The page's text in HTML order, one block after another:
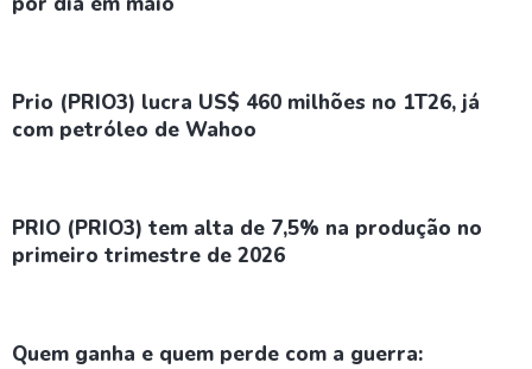
Prio (PRIO3) lucra US$ 460 milhões no 1T26, já
com petróleo de Wahoo
PRIO (PRIO3) tem alta de 7,5% na produção no
primeiro trimestre de 2026
Quem ganha e quem perde com a guerra: